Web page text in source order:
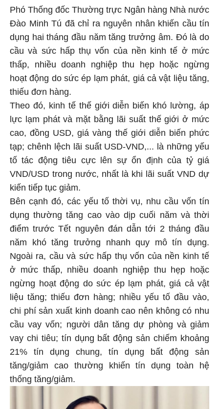
Phó Thống đốc Thường trực Ngân hàng Nhà nước
Đào Minh Tú đã chỉ ra nguyên nhân khiến cầu tín
dụng hai tháng đầu năm tăng trưởng âm. Đó là do
cầu và sức hấp thụ vốn của nền kinh tế ở mức
thấp, nhiều doanh nghiệp thu hẹp hoặc ngừng
hoạt động do sức ép lạm phát, giá cả vật liệu tăng,
thiếu đơn hàng.
Theo đó, kinh tế thế giới diễn biến khó lường, áp
lực lạm phát và mặt bằng lãi suất thế giới ở mức
cao, đồng USD, giá vàng thế giới diễn biến phức
tạp; chênh lệch lãi suất USD-VND,... là những yếu
tố tác động tiêu cực lên sự ổn định của tỷ giá
VND/USD trong nước, nhất là khi lãi suất VND dự
kiến tiếp tục giảm.
Bên cạnh đó, các yếu tố thời vụ, nhu cầu vốn tín
dụng thường tăng cao vào dịp cuối năm và thời
điểm trước Tết nguyên đán dẫn tới 2 tháng đầu
năm khó tăng trưởng nhanh quy mô tín dụng.
Ngoài ra, cầu và sức hấp thụ vốn của nền kinh tế
ở mức thấp, nhiều doanh nghiệp thu hẹp hoặc
ngừng hoạt động do sức ép lạm phát, giá cả vật
liệu tăng; thiếu đơn hàng; nhiều yếu tố đầu vào,
chi phí sản xuất kinh doanh cao nên không có nhu
cầu vay vốn; người dân tăng dự phòng và giảm
vay chi tiêu; tín dụng bất động sản chiếm khoảng
21% tín dụng chung, tín dụng bất động sản
tăng/giảm cao thường khiến tín dụng toàn hệ
thống tăng/giảm.